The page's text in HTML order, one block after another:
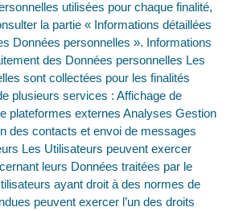
utilisées pour chaque finalité,
la partie « Informations détaillées
Données personnelles ». Informations
des Données personnelles Les
sont collectées pour les finalités
plusieurs services : Affichage de
plateformes externes Analyses Gestion
des contacts et envoi de messages
Les Utilisateurs peuvent exercer
leurs Données traitées par le
ayant droit à des normes de
peuvent exercer l’un des droits